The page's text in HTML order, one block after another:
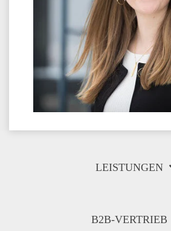
LEISTUNGEN
B2B-VERTRIEB